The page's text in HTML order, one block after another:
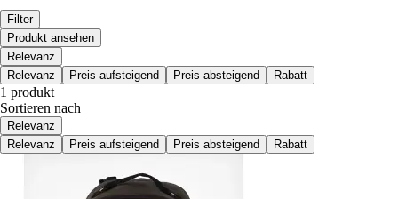
Filter
Produkt ansehen
Relevanz
Relevanz
Preis aufsteigend Preis absteigend Rabatt
1 produkt
Sortieren nach
Relevanz
Relevanz
Preis aufsteigend Preis absteigend Rabatt